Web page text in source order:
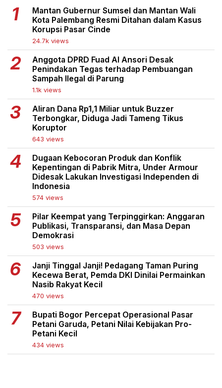
Mantan Gubernur Sumsel dan Mantan Wali
Kota Palembang Resmi Ditahan dalam Kasus
Korupsi Pasar Cinde
24.7k views
Anggota DPRD Fuad Al Ansori Desak
Penindakan Tegas terhadap Pembuangan
Sampah Ilegal di Parung
1.1k views
Aliran Dana Rp1,1 Miliar untuk Buzzer
Terbongkar, Diduga Jadi Tameng Tikus
Koruptor
643 views
Dugaan Kebocoran Produk dan Konflik
Kepentingan di Pabrik Mitra, Under Armour
Didesak Lakukan Investigasi Independen di
Indonesia
574 views
Pilar Keempat yang Terpinggirkan: Anggaran
Publikasi, Transparansi, dan Masa Depan
Demokrasi
503 views
Janji Tinggal Janji! Pedagang Taman Puring
Kecewa Berat, Pemda DKI Dinilai Permainkan
Nasib Rakyat Kecil
470 views
Bupati Bogor Percepat Operasional Pasar
Petani Garuda, Petani Nilai Kebijakan Pro-
Petani Kecil
434 views